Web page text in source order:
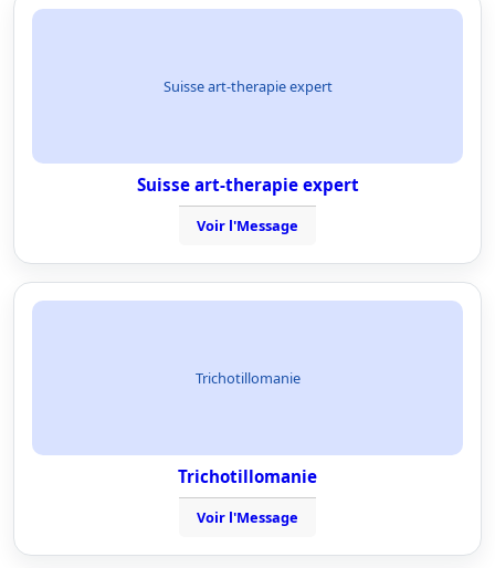
Suisse art-therapie expert
Suisse art-therapie expert
Voir l'Message
Trichotillomanie
Trichotillomanie
Voir l'Message